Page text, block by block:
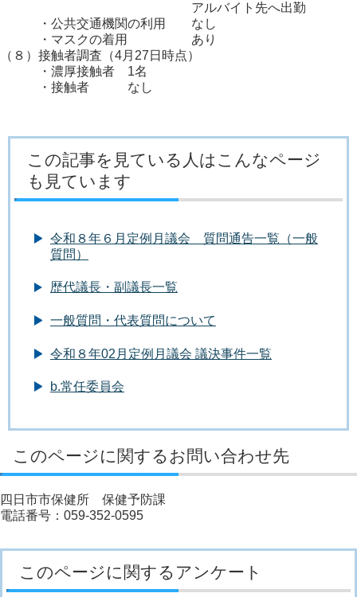
アルバイト先へ出勤
・公共交通機関の利用 なし
・マスクの着用 あり
（８）接触者調査（4月27日時点）
・濃厚接触者 1名
・接触者 なし
この記事を見ている人はこんなページ
も見ています
令和８年６月定例月議会 質問通告一覧（一般
質問）
歴代議長・副議長一覧
一般質問・代表質問について
令和８年02月定例月議会 議決事件一覧
b.常任委員会
このページに関するお問い合わせ先
四日市市保健所 保健予防課
電話番号：059-352-0595
このページに関するアンケート